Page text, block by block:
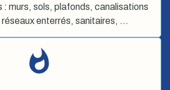
: murs, sols, plafonds, canalisations
enterrés, sanitaires, …